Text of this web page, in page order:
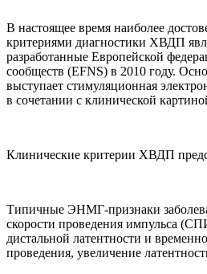
В настоящее время наиболее
критериями диагностики ХВДП
разработанные Европейской
сообществ (EFNS) в 2010 году.
выступает стимуляционная
в сочетании с клинической
Клинические критерии ХВДП
Типичные ЭНМГ-признаки
скорости проведения импульса
дистальной латентности и
проведения, увеличение